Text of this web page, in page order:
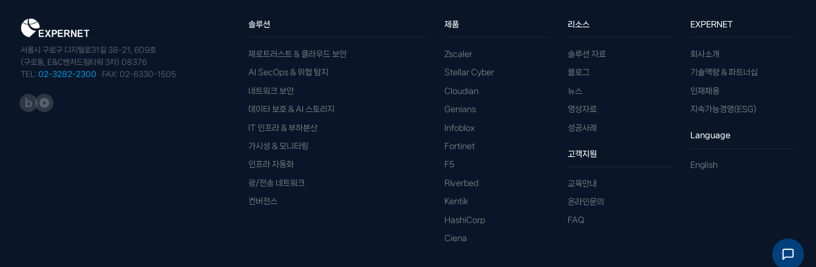
서울시 구로구 디지털로31길 38-21, 609호
(구로동, E&C벤처드림타워 3차) 08376
TEL:02-3282-2300 FAX: 02-6330-1505
솔루션
제로트러스트 & 클라우드 보안
AI SecOps & 위협 탐지
네트워크 보안
데이터 보호 & AI 스토리지
IT 인프라 & 부하분산
가시성 & 모니터링
인프라 자동화
광/전송 네트워크
컨버전스
제품
Zscaler
Stellar Cyber
Cloudian
Genians
Infoblox
Fortinet
F5
Riverbed
Kentik
HashiCorp
Ciena
리소스
솔루션 자료
블로그
뉴스
영상자료
성공사례
고객지원
교육안내
온라인문의
FAQ
EXPERNET
회사소개
기술역량 & 파트너십
인재채용
지속가능경영(ESG)
Language
English